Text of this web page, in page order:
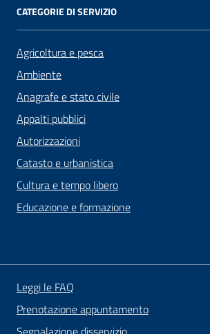
CATEGORIE DI SERVIZIO
Agricoltura e pesca
Ambiente
Anagrafe e stato civile
Appalti pubblici
Autorizzazioni
Catasto e urbanistica
Cultura e tempo libero
Educazione e formazione
Leggi le FAQ
Prenotazione appuntamento